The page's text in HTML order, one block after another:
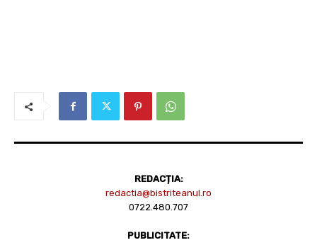
REDACȚIA:
redactia@bistriteanul.ro
0722.480.707
PUBLICITATE: